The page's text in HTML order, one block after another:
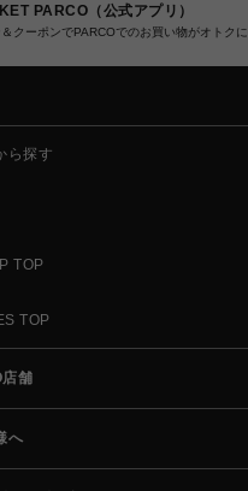
PARCO（公式アプリ）
＆クーポンでPARCOでのお買い物がオトクに
ら探す
TOP
TOP
舗
へ